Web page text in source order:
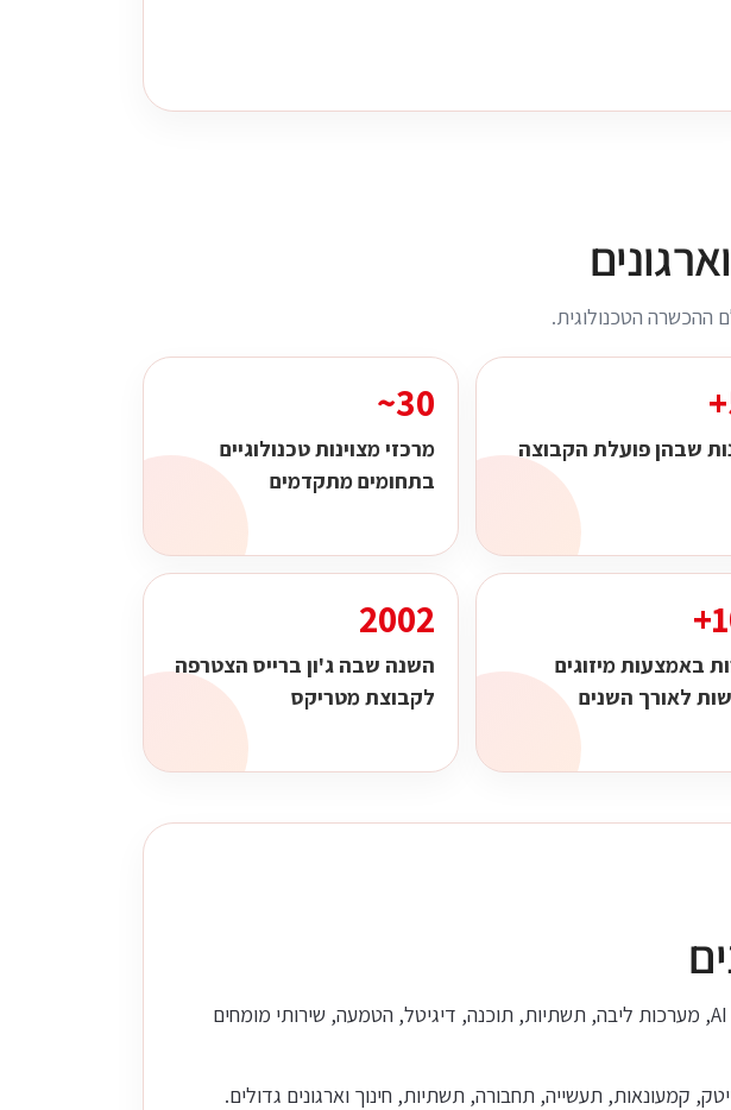
ההכשרה הטכנולוגית.
שבהן פועלת הקבוצה
30~
מרכזי מצוינות טכנולוגיים
בתחומים מתקדמים
באמצעות מיזוגים
לאורך השנים
2002
השנה שבה ג'ון ברייס הצטרפה
לקבוצת מטריקס
מטריקס מספקת פתרונות מקצה לקצה: ייעוץ, אפיון, פיתוח, אינטגרציה, ענן, סייבר, דאטה, AI, מערכות ליבה, תשתיות, תוכנה, דיגיטל, הטמעה, שירותי מומחים
קמעונאות, תעשייה, תחבורה, תשתיות, חינוך וארגונים גדולים.